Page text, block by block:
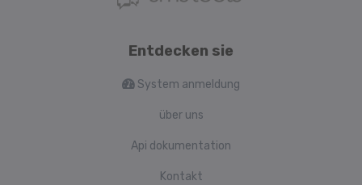
Entdecken sie
System anmeldung
über uns
Api dokumentation
Kontakt